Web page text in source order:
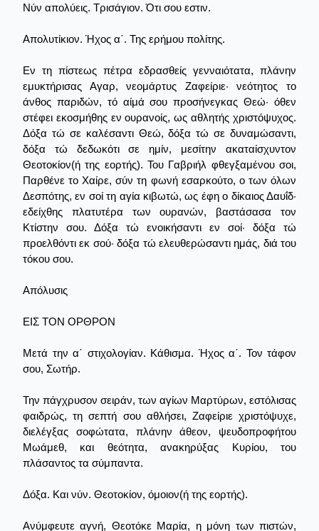
Νύν απολύεις. Τρισάγιον. Ότι σου εστιν.
Απολυτίκιον. Ήχος α΄. Της ερήμου πολίτης.
Εν τη πίστεως πέτρα εδρασθείς γενναιότατα, πλάνην
εμυκτήρισας Αγαρ, νεομάρτυς Ζαφείριε· νεότητος το
άνθος παριδών, τό αίμά σου προσήνεγκας Θεώ· όθεν
στέφει εκοσμήθης εν ουρανοίς, ως αθλητής χριστόψυχος.
Δόξα τώ σε καλέσαντι Θεώ, δόξα τώ σε δυναμώσαντι,
δόξα τώ δεδωκότι σε ημίν, μεσίτην ακαταίσχυντον
Θεοτοκίον(ή της εορτής). Του Γαβριήλ φθεγξαμένου σοι,
Παρθένε το Χαίρε, σύν τη φωνή εσαρκούτο, ο των όλων
Δεσπότης, εν σοί τη αγία κιβωτώ, ως έφη ο δίκαιος Δαυΐδ·
εδείχθης πλατυτέρα των ουρανών, βαστάσασα τον
Κτίστην σου. Δόξα τώ ενοικήσαντι εν σοί· δόξα τώ
προελθόντι εκ σού· δόξα τώ ελευθερώσαντι ημάς, διά του
τόκου σου.
Απόλυσις
ΕΙΣ ΤΟΝ ΟΡΘΡΟΝ
Μετά την α΄ στιχολογίαν. Κάθισμα. Ήχος α΄. Τον τάφον
σου, Σωτήρ.
Την πάγχρυσον σειράν, των αγίων Μαρτύρων, εστόλισας
φαιδρώς, τη σεπτή σου αθλήσει, Ζαφείριε χριστόψυχε,
διελέγξας σοφώτατα, πλάνην άθεον, ψευδοπροφήτου
Μωάμεθ, και θεότητα, ανακηρύξας Κυρίου, του
πλάσαντος τα σύμπαντα.
Δόξα. Και νύν. Θεοτοκίον, όμοιον(ή της εορτής).
Ανύμφευτε αγνή, Θεοτόκε Μαρία, η μόνη των πιστών,